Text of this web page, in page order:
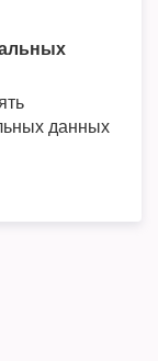
данных